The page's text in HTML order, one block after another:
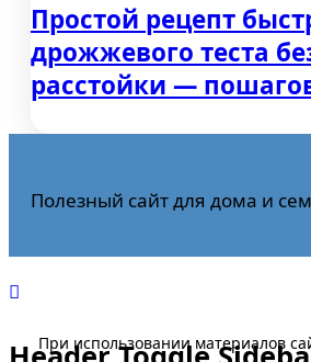
Простой рецепт
дрожжевого теста
расстойки —
Полезный сайт для дома и